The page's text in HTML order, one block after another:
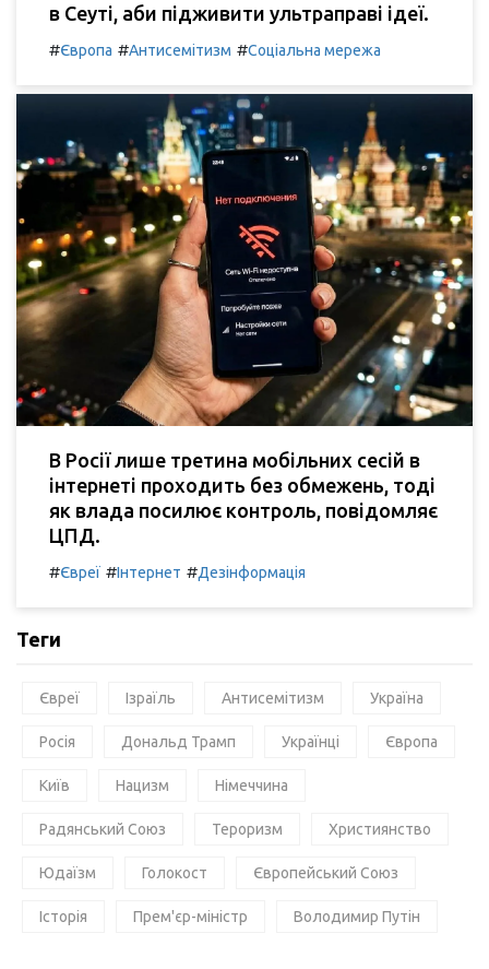
в Сеуті, аби підживити ультраправі ідеї.
#Європа #Антисемітизм #Соціальна мережа
В Росії лише третина мобільних сесій в
інтернеті проходить без обмежень, тоді
як влада посилює контроль, повідомляє
ЦПД.
#Євреї #Інтернет #Дезінформація
Теги
Євреї Ізраїль Антисемітизм Україна
Росія Дональд Трамп Українці Європа
Київ Нацизм Німеччина
Радянський Союз Тероризм Християнство
Юдаїзм Голокост Європейський Союз
Історія Прем'єр-міністр Володимир Путін